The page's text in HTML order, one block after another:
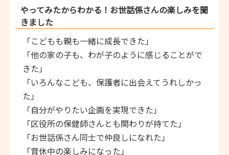
やってみたからわかる！お世話係さんの楽しみを聞
きました
「こどもも親も一緒に成長できた」
「他の家の子も、わが子のように感じることがで
きた」
「いろんなこども、保護者に出会えてうれしかっ
た」
「自分がやりたい企画を実現できた」
「区役所の保健師さんとも関わりが持てた」
「お世話係さん同士で仲良しになれた」
「育休中の楽しみになった」